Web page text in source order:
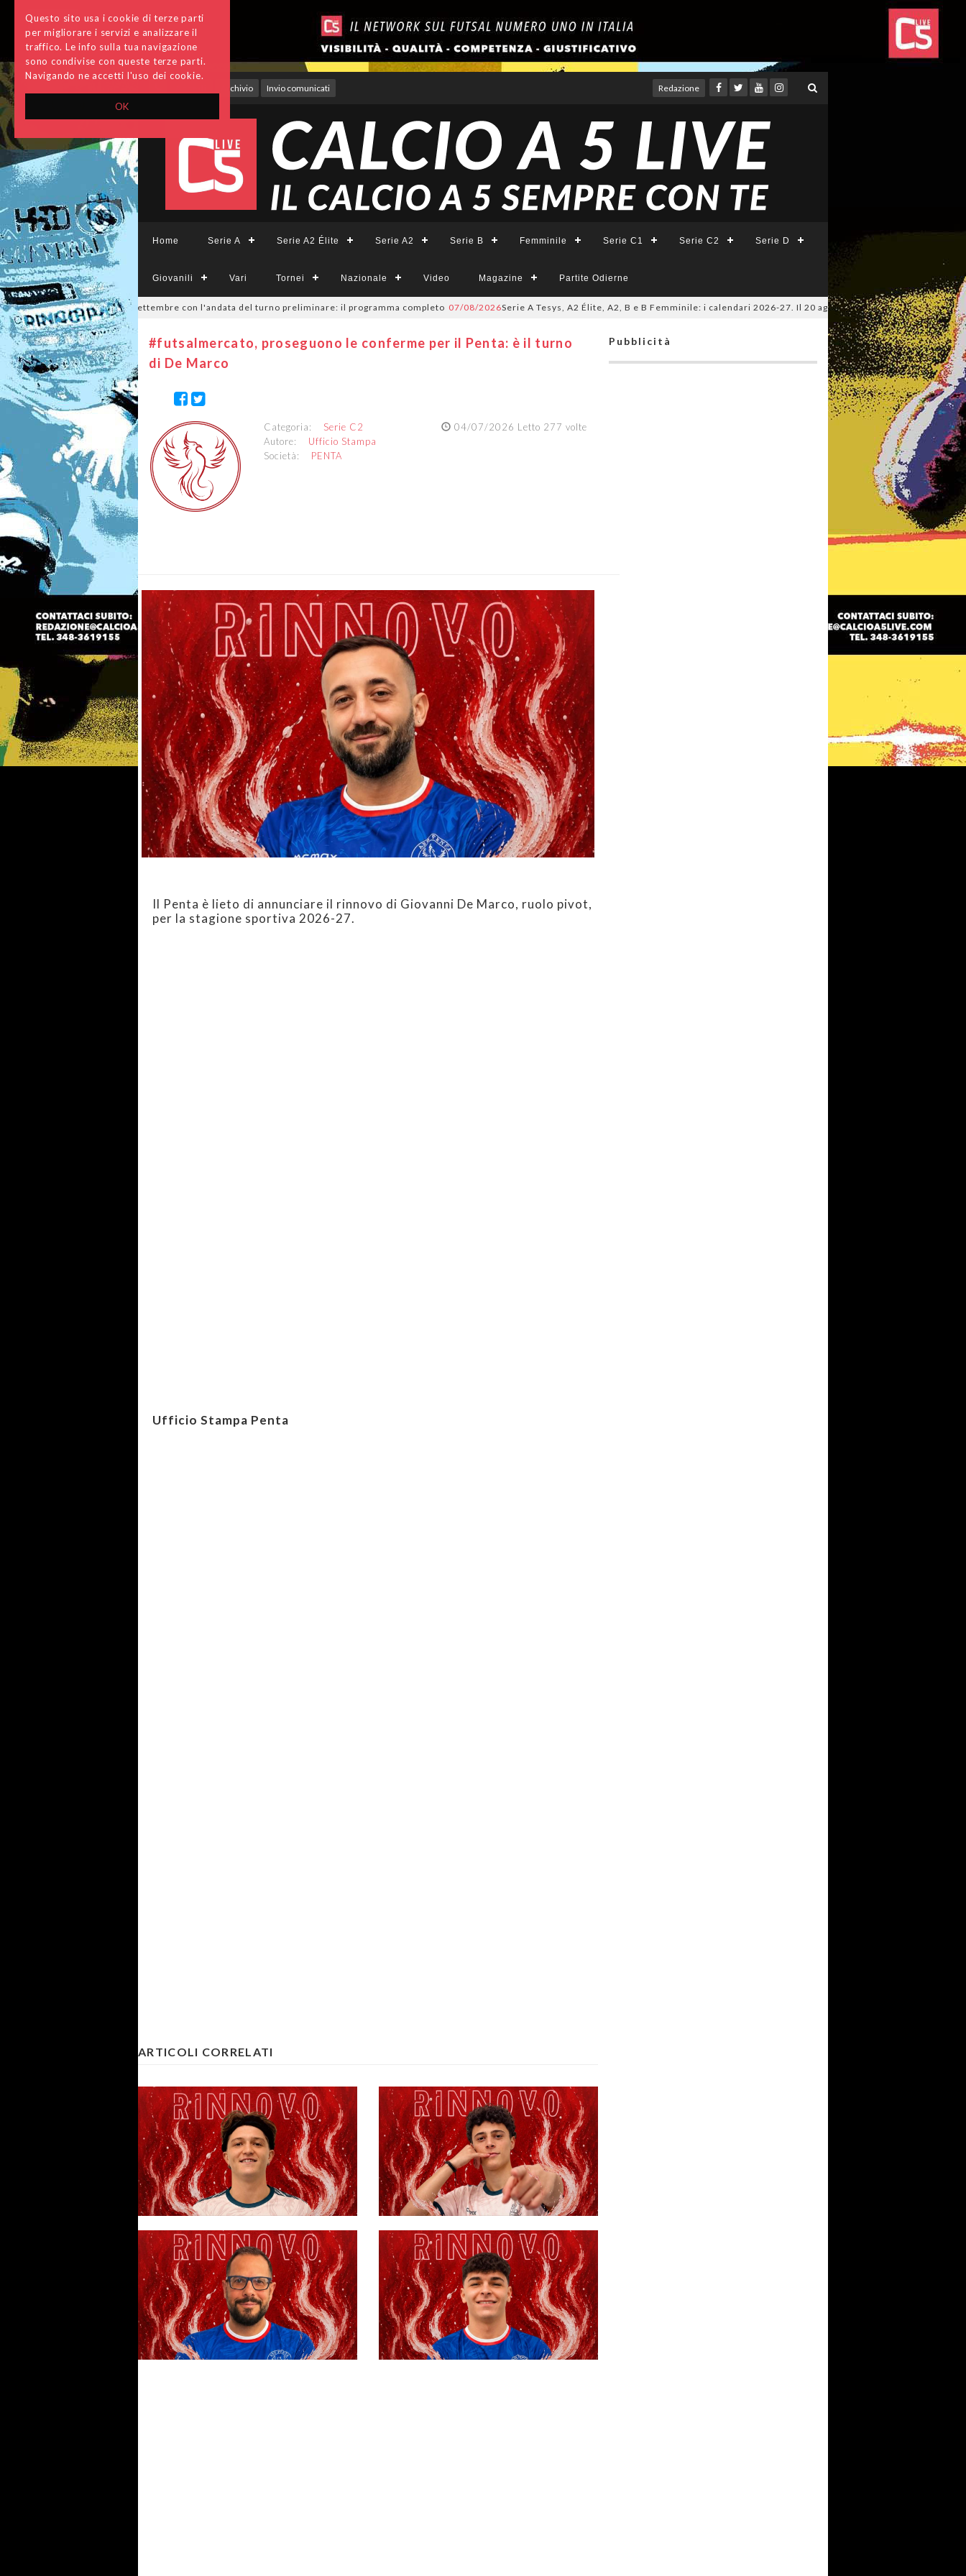
OK
Questo sito usa i cookie di terze parti
per migliorare i servizi e analizzare il
traffico. Le info sulla tua navigazione
sono condivise con queste terze parti.
Navigando ne accetti l'uso dei cookie.
Archivio Invio comunicati Redazione
Home Serie A Serie A2 Élite Serie A2 Serie B Femminile Serie C1 Serie C2 Serie D
Giovanili Vari Tornei Nazionale Video Magazine Partite Odierne
si parte il 19 settembre con l'andata del turno preliminare: il programma completo 07/08/2026Serie A Tesys, A2 Élite, A2, B e B Femminile: i calendari 2026-27. Il 20 agosto la presentazione della Serie A
#futsalmercato, proseguono le conferme per il Penta: è il turno
di De Marco
04/07/2026 Letto 277 volte
Categoria: Serie C2
Autore: Ufficio Stampa
Società: PENTA
Il Penta è lieto di annunciare il rinnovo di Giovanni De Marco, ruolo pivot,
per la stagione sportiva 2026-27.
Ufficio Stampa Penta
ARTICOLI CORRELATI
#futsalmercato, squadra che vince
non si cambia: il Penta conferma
anche Palushi
#futsalmercato, nuovo giorno altra
conferma: il Penta stringe la mano
anche a Frezza
Pubblicità